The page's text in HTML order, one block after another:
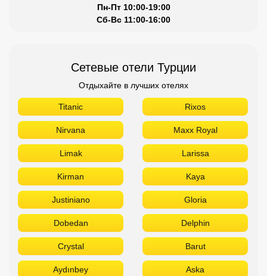
Пн-Пт 10:00-19:00
Сб-Вс 11:00-16:00
Сетевые отели Турции
Отдыхайте в лучших отелях
Titanic Rixos
Nirvana Maxx Royal
Limak Larissa
Kirman Kaya
Justiniano Gloria
Dobedan Delphin
Crystal Barut
Aydınbey Aska